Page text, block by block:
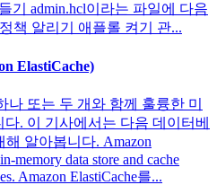
기 admin.hcl이라는 파일에 다음
책 알리기 애플롤 켜기 관...
ElastiCache)
또는 두 개와 함께 훌륭한 미
. 이 기사에서는 다음 데이터베
해 알아봅니다. Amazon
memory data store and cache
Amazon ElastiCache를...